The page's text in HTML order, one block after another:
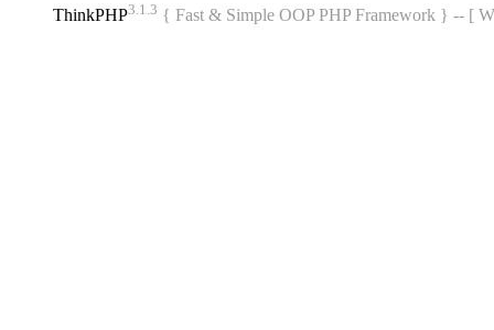
ThinkPHP3.1.3 { Fast & Simple OOP PHP Framework } -- [